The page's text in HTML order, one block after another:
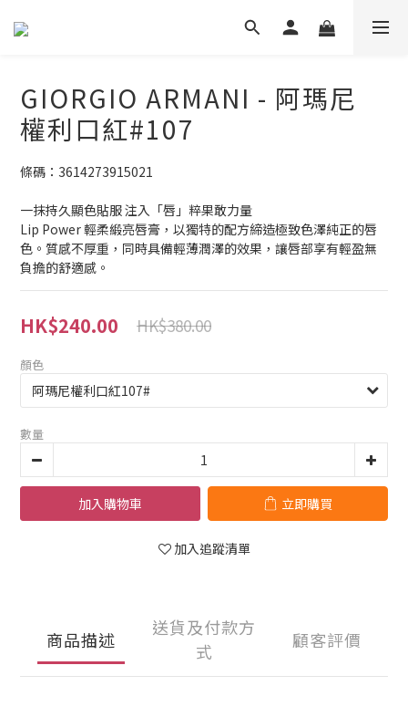
GIORGIO ARMANI - 阿瑪尼
權利口紅#107
條碼：3614273915021
一抹持久顯色貼服 注入「唇」粹果敢力量
Lip Power 輕柔緞亮唇膏，以獨特的配方締造極致色澤純正的唇
色。質感不厚重，同時具備輕薄潤澤的效果，讓唇部享有輕盈無
負擔的舒適感。
HK$240.00 HK$380.00
顏色
數量
加入購物車 立即購買
加入追蹤清單
商品描述
送貨及付款方
式
顧客評價